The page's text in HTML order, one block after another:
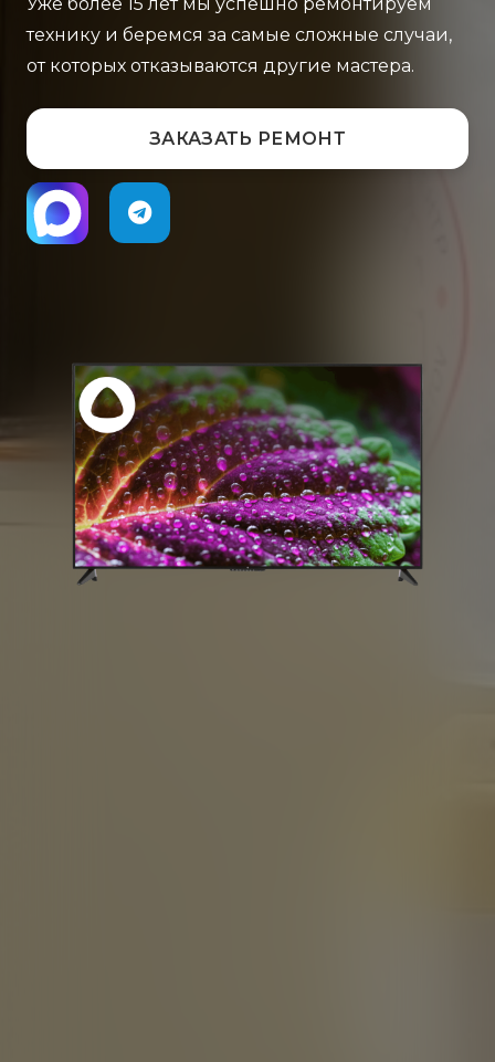
технику и беремся за самые сложные случаи,
от которых отказываются другие мастера.
ЗАКАЗАТЬ РЕМОНТ